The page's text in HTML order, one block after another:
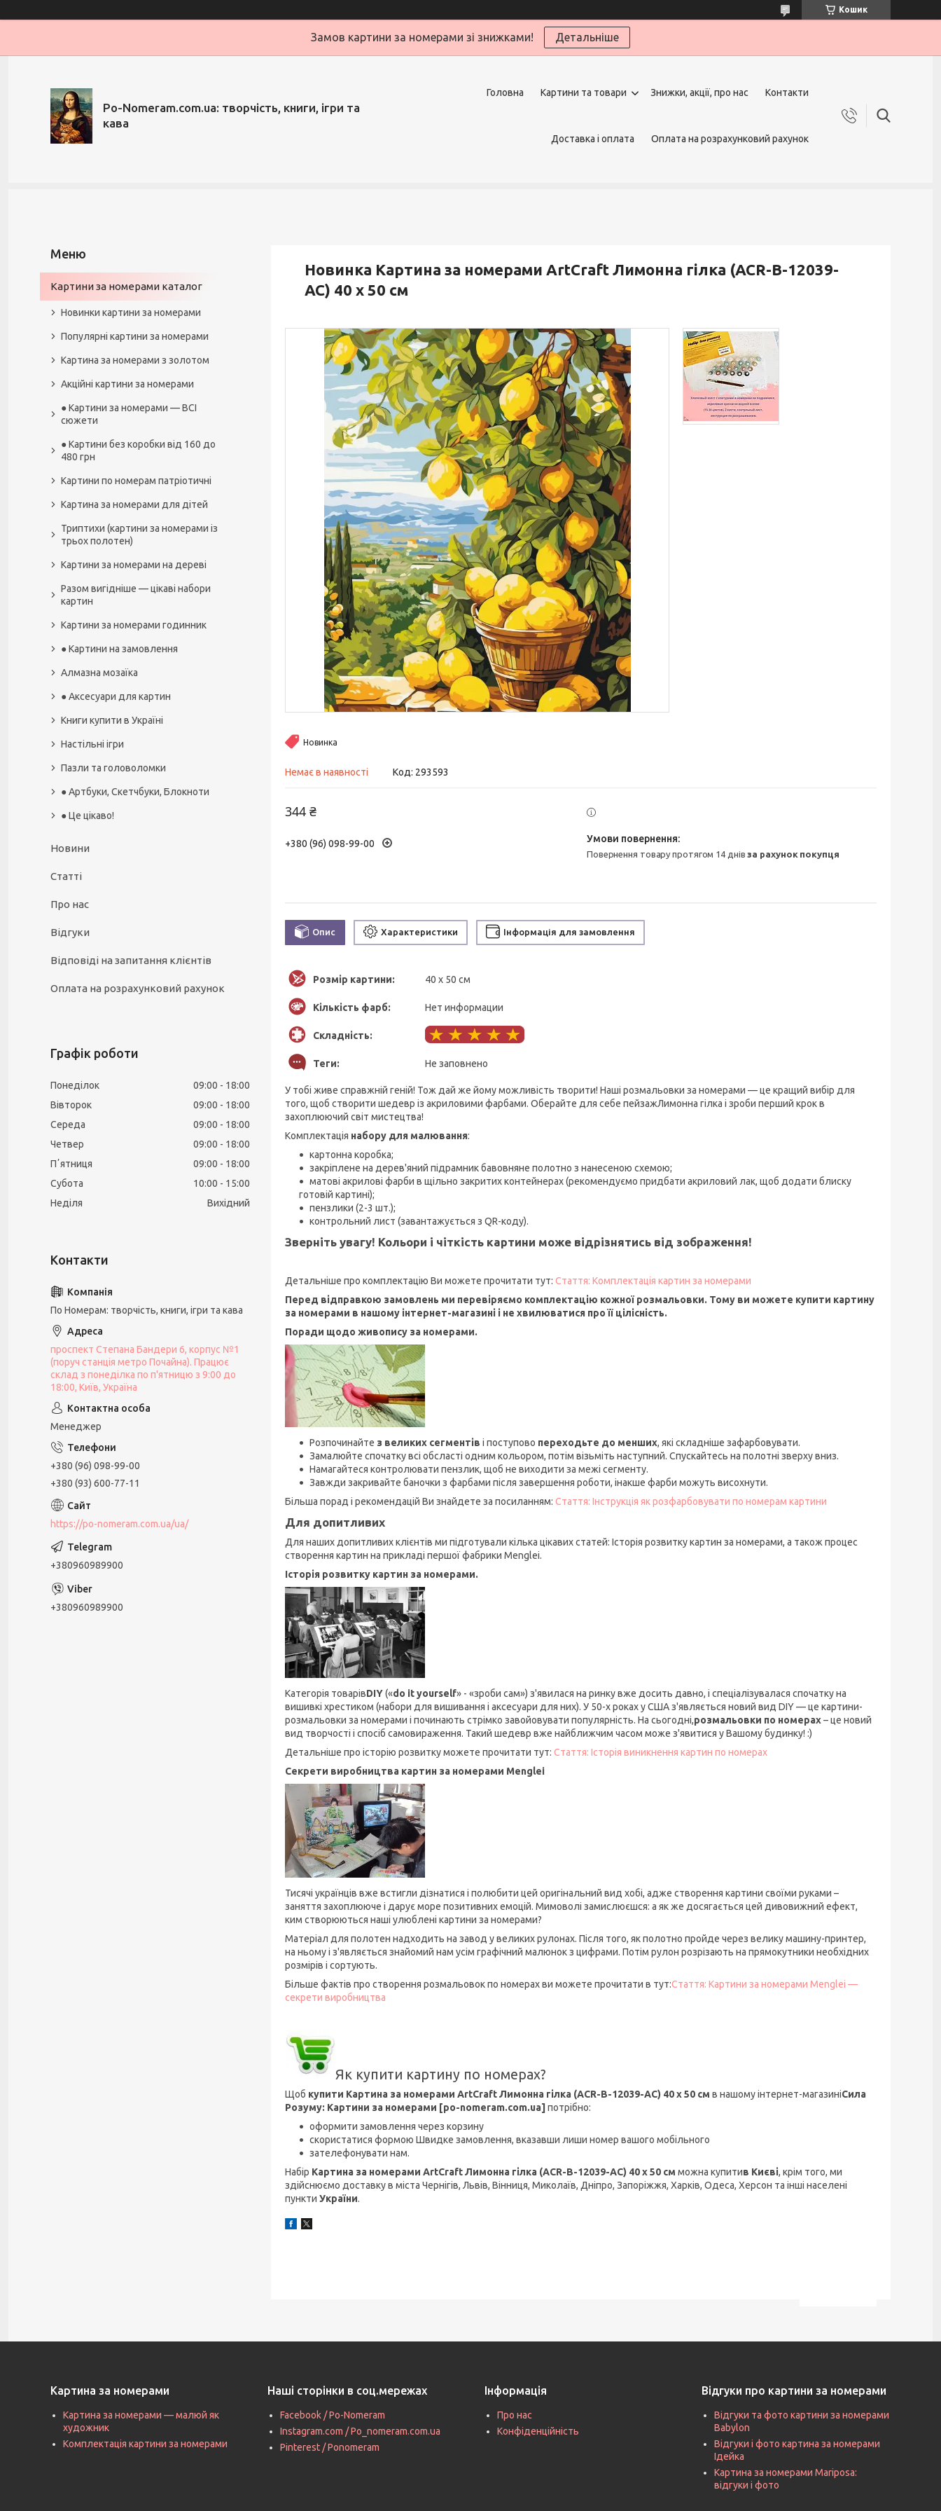
Кошик
Замов картини за номерами зі знижками! Детальніше
Po-Nomeram.com.ua: творчість, книги, ігри та
кава
Головна Картини та товари Знижки, акції, про нас Контакти
Доставка і оплата Оплата на розрахунковий рахунок
Новинка Картина за номерами ArtCraft Лимонна гілка (ACR-B-12039-
AC) 40 х 50 см
Новинка
Немає в наявності Код: 293593
344 ₴
+380 (96) 098-99-00
повернення товару протягом 14 днівза рахунок покупця
Опис Характеристики Інформація для замовлення
Розмір картини: 40 х 50 см
Кількість фарб: Нет информации
Складність:
Теги: Не заповнено
У тобі живе справжній геній! Тож дай же йому можливість творити! Наші розмальовки за номерами — це кращий вибір для
того, щоб створити шедевр із акриловими фарбами. Оберайте для себе пейзажЛимонна гілка і зроби перший крок в
захоплюючий світ мистецтва!
Комплектація набору для малювання:
картонна коробка;
закріплене на дерев'яний підрамник бавовняне полотно з нанесеною схемою;
матові акрилові фарби в щільно закритих контейнерах (рекомендуємо придбати акриловий лак, щоб додати блиску
готовій картині);
пензлики (2-3 шт.);
контрольний лист (завантажується з QR-коду).
Зверніть увагу! Кольори і чіткість картини може відрізнятись від зображення!
Детальніше про комплектацію Ви можете прочитати тут: Стаття: Комплектація картин за номерами
Перед відправкою замовлень ми перевіряємо комплектацію кожної розмальовки. Тому ви можете купити картину
за номерами в нашому інтернет-магазині і не хвилюватися про її цілісність.
Поради щодо живопису за номерами.
Розпочинайте з великих сегментів і поступово переходьте до менших, які складніше зафарбовувати.
Замалюйте спочатку всі обсласті одним кольором, потім візьміть наступний. Спускайтесь на полотні зверху вниз.
Намагайтеся контролювати пензлик, щоб не виходити за межі сегменту.
Завжди закривайте баночки з фарбами після завершення роботи, інакше фарби можуть висохнути.
Більша порад і рекомендацій Ви знайдете за посиланням: Стаття: Інструкція як розфарбовувати по номерам картини
Для допитливих
Для наших допитливих клієнтів ми підготували кілька цікавих статей: Історія розвитку картин за номерами, а також процес
створення картин на прикладі першої фабрики Menglei.
Історія розвитку картин за номерами.
Категорія товарівDIY(«do it yourself» - «зроби сам») з'явилася на ринку вже досить давно, і спеціалізувалася спочатку на
вишивкі хрестиком (набори для вишивання і аксесуари для них). У 50-х роках у США з'являється новий вид DIY — це картини-
розмальовки за номерами і починають стрімко завойовувати популярність. На сьогодні,розмальовки по номерах– це новий
вид творчості і спосіб самовираження. Такий шедевр вже найближчим часом може з'явитися у Вашому будинку! :)
Детальніше про історію розвитку можете прочитати тут: Стаття: Історія виникнення картин по номерах
Секрети виробництва картин за номерами Menglei
Тисячі українців вже встигли дізнатися і полюбити цей оригінальний вид хобі, адже створення картини своїми руками –
заняття захоплююче і дарує море позитивних емоцій. Мимоволі замислюєшся: а як же досягається цей дивовижний ефект,
ким створюються наші улюблені картини за номерами?
Матеріал для полотен надходить на завод у великих рулонах. Після того, як полотно пройде через велику машину-принтер,
на ньому і з'являється знайомий нам усім графічний малюнок з цифрами. Потім рулон розрізають на прямокутники необхідних
розмірів і сортують.
Більше фактів про створення розмальовок по номерах ви можете прочитати в тут:Стаття: Картини за номерами Menglei —
секрети виробництва
Як купити картину по номерах?
Щоб купити Картина за номерами ArtCraft Лимонна гілка (ACR-B-12039-AC) 40 х 50 см в нашому інтернет-магазиніСила
Розуму: Картини за номерами [po-nomeram.com.ua] потрібно:
оформити замовлення через корзину
скористатися формою Швидке замовлення, вказавши лиши номер вашого мобільного
зателефонувати нам.
Набір Картина за номерами ArtCraft Лимонна гілка (ACR-B-12039-AC) 40 х 50 см можна купитив Києві, крім того, ми
здійснюємо доставку в міста Чернігів, Львів, Вінниця, Миколаїв, Дніпро, Запоріжжя, Харків, Одеса, Херсон та інші населені
пункти України.
Картини за номерами каталог
Новинки картини за номерами
Популярні картини за номерами
Картина за номерами з золотом
Акційні картини за номерами
● Картини за номерами — ВСІ
сюжети
● Картини без коробки від 160 до
480 грн
Картини по номерам патріотичні
Картина за номерами для дітей
Триптихи (картини за номерами із
трьох полотен)
Картини за номерами на дереві
Разом вигідніше — цікаві набори
картин
Картини за номерами годинник
● Картини на замовлення
Алмазна мозаїка
● Аксесуари для картин
Книги купити в Україні
Настільні ігри
Пазли та головоломки
● Артбуки, Скетчбуки, Блокноти
● Це цікаво!
Новини
Статті
Про нас
Відгуки
Відповіді на запитання клієнтів
Оплата на розрахунковий рахунок
Графік роботи
Понеділок 09:00
18:00
Вівторок
09:00
18:00
Середа
09:00
18:00
Четвер
09:00
18:00
Пʼятниця
09:00
18:00
Субота
10:00
15:00
Неділя
Вихідний
По Номерам: творчість, книги, ігри та кава
проспект Степана Бандери 6, корпус №1
(поруч станція метро Почайна). Працює
склад з понеділка по п'ятницю з 9:00 до
18:00, Київ, Україна
Менеджер
+380 (96) 098-99-00
+380 (93) 600-77-11
https://po-nomeram.com.ua/ua/
+380960989900
+380960989900
Картина за номерами
Картина за номерами — малюй як
художник
Комплектація картини за номерами
Наші сторінки в соц.мережах
Facebook / Po-Nomeram
Instagram.com / Po_nomeram.com.ua
Pinterest / Ponomeram
Інформація
Про нас
Конфіденційність
Відгуки про картини за номерами
Відгуки та фото картини за номерами
Babylon
Відгуки і фото картина за номерами
Ідейка
Картина за номерами Mariposa:
відгуки і фото